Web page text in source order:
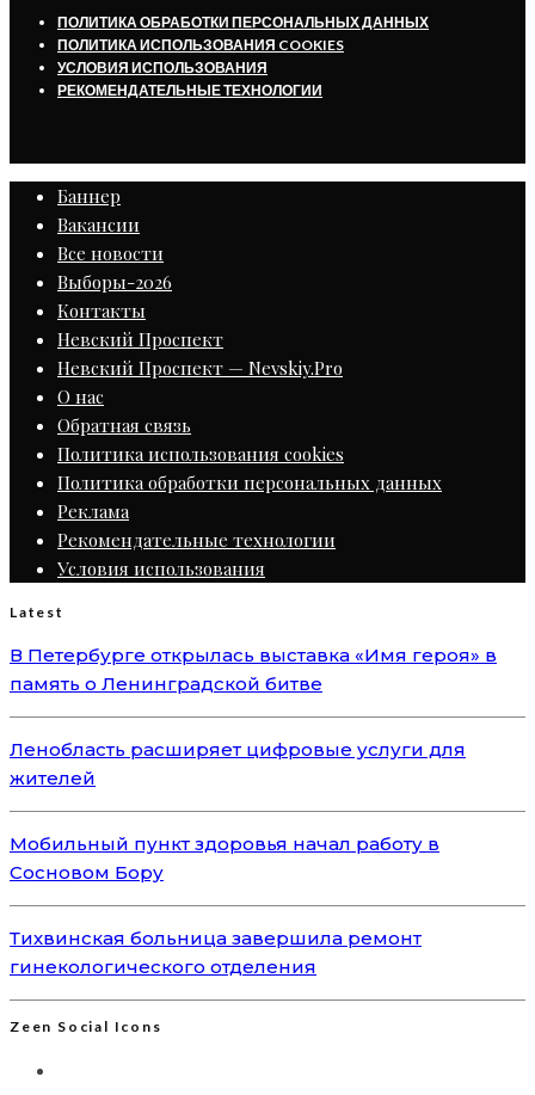
ПОЛИТИКА ОБРАБОТКИ ПЕРСОНАЛЬНЫХ ДАННЫХ
ПОЛИТИКА ИСПОЛЬЗОВАНИЯ COOKIES
УСЛОВИЯ ИСПОЛЬЗОВАНИЯ
РЕКОМЕНДАТЕЛЬНЫЕ ТЕХНОЛОГИИ
Баннер
Вакансии
Все новости
Выборы-2026
Контакты
Невский Проспект
Невский Проспект — Nevskiy.Pro
О нас
Обратная связь
Политика использования cookies
Политика обработки персональных данных
Реклама
Рекомендательные технологии
Условия использования
Latest
В Петербурге открылась выставка «Имя героя» в
память о Ленинградской битве
Ленобласть расширяет цифровые услуги для
жителей
Мобильный пункт здоровья начал работу в
Сосновом Бору
Тихвинская больница завершила ремонт
гинекологического отделения
Zeen Social Icons